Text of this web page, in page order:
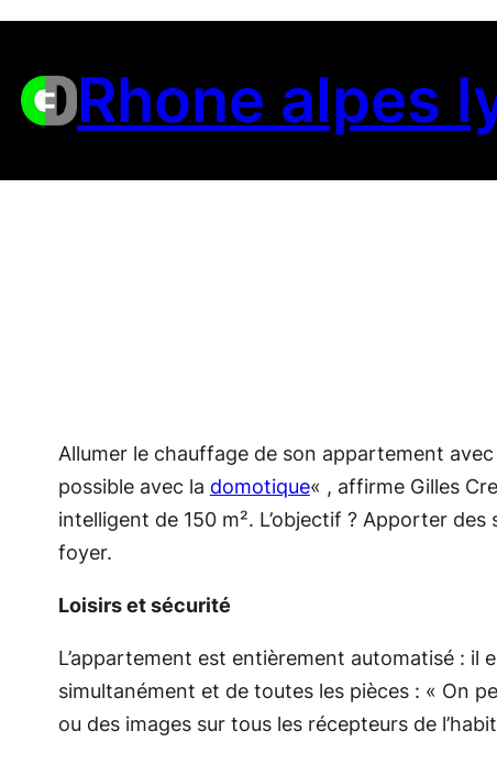
Aller
contenuRhone alpes
Allumer le chauffage de son appartement
possible avec la domotique« , affirme Gilles
intelligent de 150 m². L’objectif ? Apporter
foyer.
Loisirs et sécurité
L’appartement est entièrement automatisé : il
simultanément et de toutes les pièces : « On
ou des images sur tous les récepteurs de